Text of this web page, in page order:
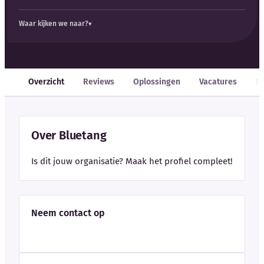
Externe bronnen
Auteurs
Waar kijken we naar?
Overzicht Reviews Oplossingen Vacatures
Over Bluetang
Is dit jouw organisatie? Maak het profiel compleet!
Neem contact op